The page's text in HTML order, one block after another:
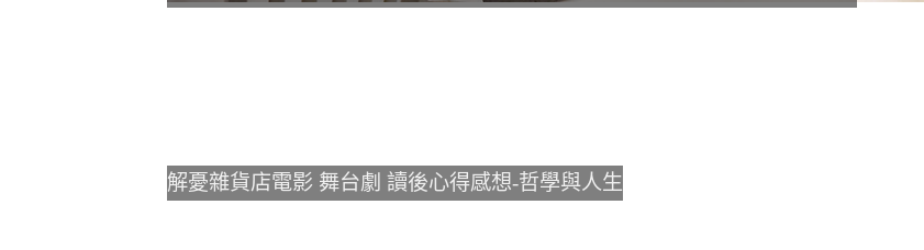
解憂雜貨店電影 舞台劇 讀後心得感想-哲學與人生